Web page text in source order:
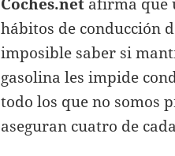
hábitos de conducción
imposible saber si
gasolina les impide
todo los que no somos
aseguran cuatro de